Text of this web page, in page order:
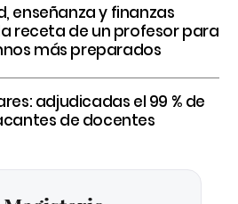
enseñanza y finanzas
receta de un profesor para
más preparados
adjudicadas el 99 % de
de docentes